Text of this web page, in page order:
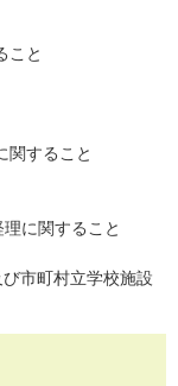
こと
関すること
に関すること
市町村立学校施設